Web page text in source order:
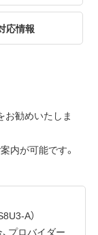
応情報
お勧めいたしま
内が可能です。
A）
プロバイダー